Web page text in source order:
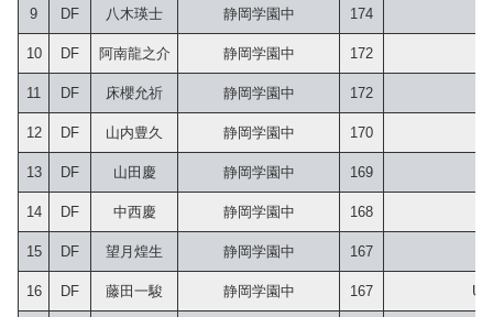
9 DF 八木瑛士 静岡学園中 174
10 DF 阿南龍之介 静岡学園中 172
11 DF 床櫻允祈 静岡学園中 172
12 DF 山内豊久 静岡学園中 170
13 DF 山田慶 静岡学園中 169
14 DF 中西慶 静岡学園中 168
15 DF 望月煌生 静岡学園中 167
16 DF 藤田一駿 静岡学園中 167 U-